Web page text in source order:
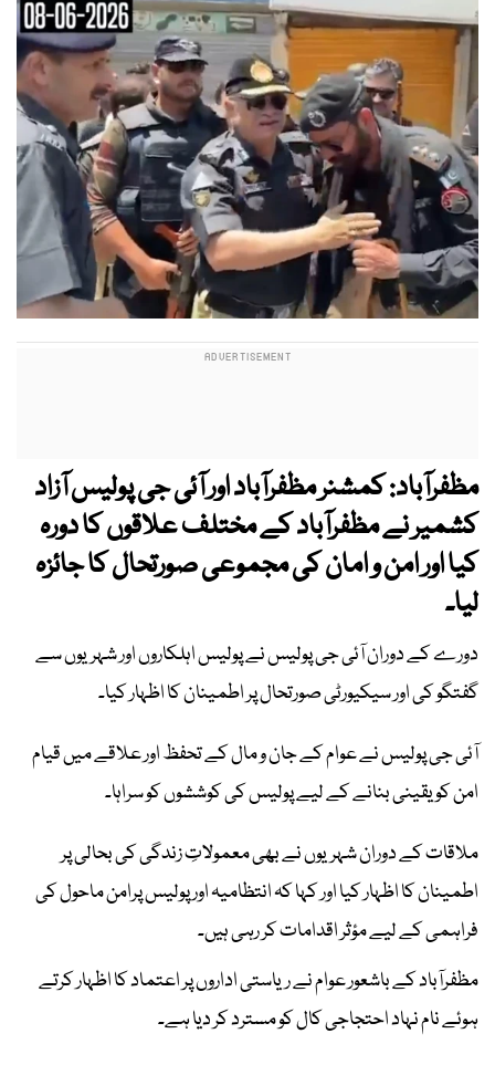
مظفرآباد: کمشنر مظفرآباد اور آئی جی پولیس آزاد
کشمیر نے مظفرآباد کے مختلف علاقوں کا دورہ
کیا اور امن و امان کی مجموعی صورتحال کا جائزہ
لیا۔
دورے کے دوران آئی جی پولیس نے پولیس اہلکاروں اور شہریوں سے
گفتگو کی اور سیکیورٹی صورتحال پر اطمینان کا اظہار کیا۔
آئی جی پولیس نے عوام کے جان و مال کے تحفظ اور علاقے میں قیام
امن کو یقینی بنانے کے لیے پولیس کی کوششوں کو سراہا۔
ملاقات کے دوران شہریوں نے بھی معمولاتِ زندگی کی بحالی پر
اطمینان کا اظہار کیا اور کہا کہ انتظامیہ اور پولیس پرامن ماحول کی
فراہمی کے لیے مؤثر اقدامات کر رہی ہیں۔
مظفرآباد کے باشعور عوام نے ریاستی اداروں پر اعتماد کا اظہار کرتے
ہوئے نام نہاد احتجاجی کال کو مسترد کر دیا ہے۔